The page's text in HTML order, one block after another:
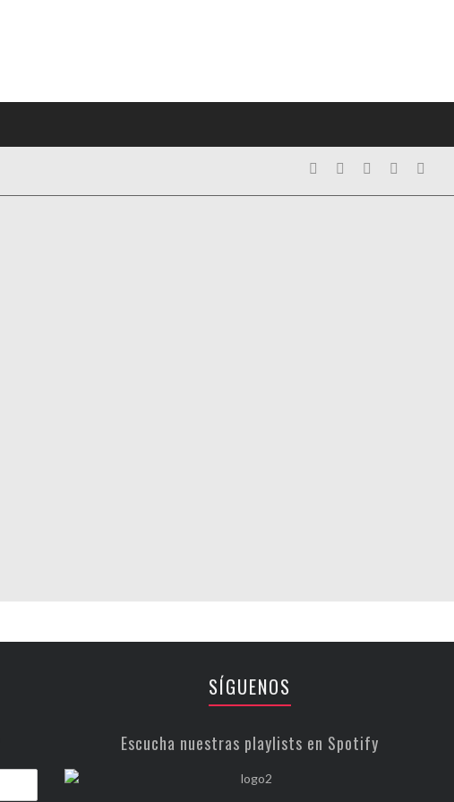
SÍGUENOS
Escucha nuestras playlists en Spotify